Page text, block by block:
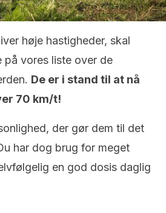
høje hastigheder, skal
vores liste over de
De er i stand til at nå
70 km/t!
der gør dem til det
har dog brug for meget
en god dosis daglig